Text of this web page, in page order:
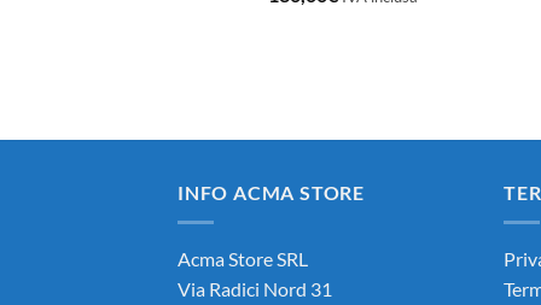
INFO ACMA STORE
Acma Store SRL
Via Radici Nord 31